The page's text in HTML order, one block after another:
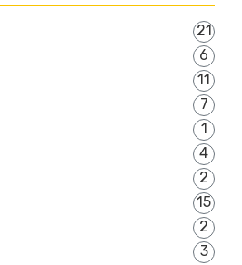
21
6
11
7
1
4
2
15
2
3